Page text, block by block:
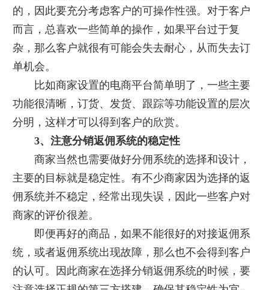
的，因此要充分考虑客户的可操作性强。对于客户
而言，总喜欢一些简单的操作，如果平台过于复
杂，那么客户就很有可能会失去耐心，从而失去订
单机会。
比如商家设置的电商平台简单明了，一些主要
功能很清晰，订货、发货、跟踪等功能设置的层次
分明，这样才可以得到客户的欣赏。
3、注意分销返佣系统的稳定性
商家当然也需要做好分佣系统的选择和设计，
主要的目标就是稳定性。有不少商家因为选择的返
佣系统并不稳定，经常出现失误，因此一些客户对
商家的评价很差。
即便再好的商品，如果不能很好的对接返佣系
统，或者返佣系统出现故障，那么也不会得到客户
的认可。因此商家在选择分销返佣系统的时候，要